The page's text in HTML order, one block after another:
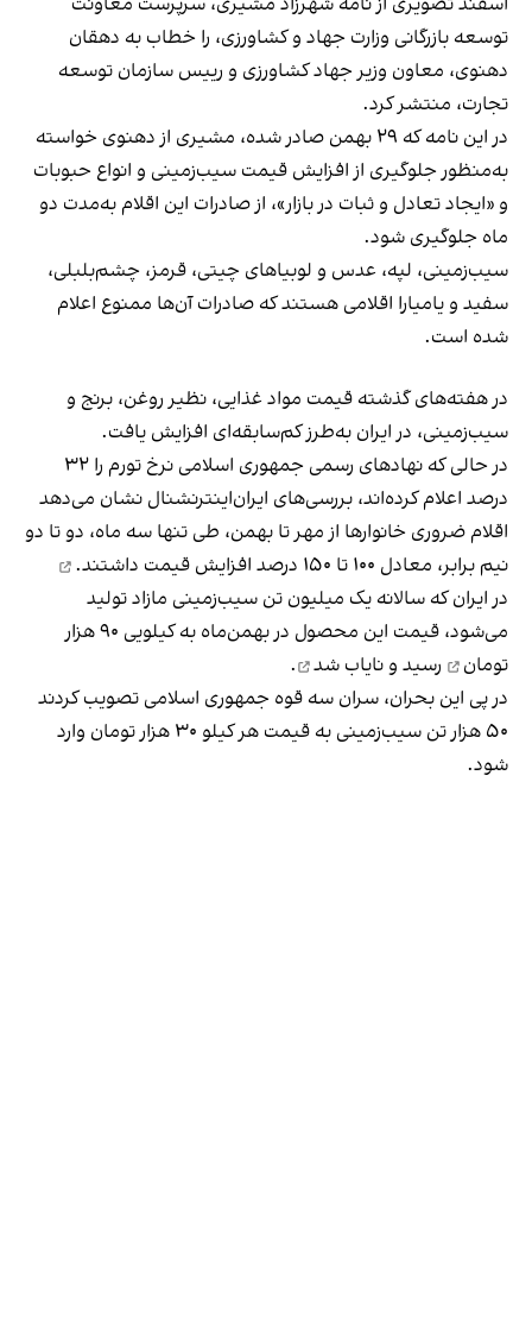
توسعه بازرگانی وزارت جهاد و کشاورزی، را خطاب به دهقان
دهنوی، معاون وزیر جهاد کشاورزی و رییس سازمان توسعه
تجارت، منتشر کرد.
در این نامه که ۲۹ بهمن صادر شده، مشیری از دهنوی خواسته
به‌منظور جلوگیری از افزایش قیمت سیب‌زمینی و انواع حبوبات
و «ایجاد تعادل و ثبات در بازار»، از صادرات این اقلام به‌مدت دو
ماه جلوگیری شود.
سیب‌زمینی، لپه، عدس و لوبیاهای چیتی، قرمز، چشم‌بلبلی،
سفید و یامیارا اقلامی هستند که صادرات آن‌ها ممنوع اعلام
شده است.
در هفته‌های گذشته قیمت مواد غذایی، نظیر روغن، برنج و
سیب‌زمینی، در ایران به‌طرز کم‌سابقه‌ای افزایش یافت.
در حالی‌ که نهادهای رسمی جمهوری اسلامی نرخ تورم را ۳۲
درصد اعلام کرده‌اند، بررسی‌های ایران‌اینترنشنال نشان می‌دهد
اقلام ضروری خانوارها از مهر تا بهمن، طی تنها سه ماه، دو تا دو
نیم برابر، معادل ۱۰۰ تا ۱۵۰ درصد
افزایش قیمت داشتند.
در ایران که سالانه یک میلیون تن سیب‌زمینی مازاد تولید
می‌‌شود، قیمت این محصول در بهمن‌ماه به
کیلویی ۹۰ هزار
تومان
رسید ونایاب شد
.
در پی این بحران، سران سه قوه جمهوری اسلامی تصویب کردند
۵۰ هزار تن سیب‌زمینی به قیمت هر کیلو ۳۰ هزار تومان وارد
شود.